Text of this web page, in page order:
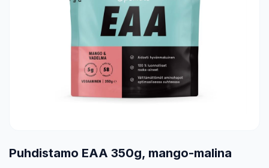
Puhdistamo EAA 350g, mango-malina